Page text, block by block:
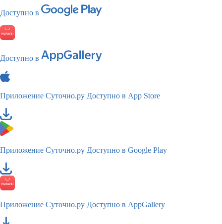
Доступно в
Доступно в
Приложение Суточно.ру Доступно в App Store
Приложение Суточно.ру Доступно в Google Play
Приложение Суточно.ру Доступно в AppGallery